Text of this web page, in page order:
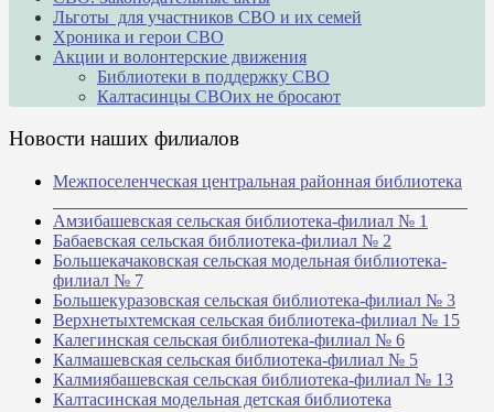
Льготы для участников СВО и их семей
Хроника и герои СВО
Акции и волонтерские движения
Библиотеки в поддержку СВО
Калтасинцы СВОих не бросают
Новости наших филиалов
Межпоселенческая центральная районная библиотека
Амзибашевская сельская библиотека-филиал № 1
Бабаевская сельская библиотека-филиал № 2
Большекачаковская сельская модельная библиотека-
филиал № 7
Большекуразовская сельская библиотека-филиал № 3
Верхнетыхтемская сельская библиотека-филиал № 15
Калегинская сельская библиотека-филиал № 6
Калмашевская сельская библиотека-филиал № 5
Калмиябашевская сельская библиотека-филиал № 13
Калтасинская модельная детская библиотека